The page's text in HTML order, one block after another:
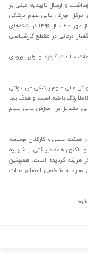
بهداشت و ارسال تاییدیه مبنی بر
آموزش عالی علوم پزشکی
وارستگان بعنوان اولین مرکز آموزش عالی غیردولتی در حوزه ی علوم پزشکی از مهر ماه سال ۱۳۹۰ در رشته‌های
درمانی در مقطع کارشناسی
اطلاعات سلامت گردید و اولین ورودی
عالی علوم پزشکی غیر دولتی
رنگ باخته است و هدف بجا
متمایز در آموزش عالی علوم
هیئت علمی و کارکنان موسسه
همه دریافتی از شهریه
هزینه گردیده است. همچنین
سرمایه شخصی اعضای هیات
شود.